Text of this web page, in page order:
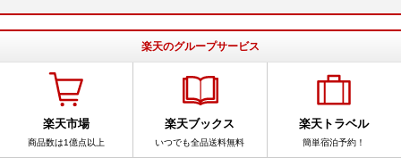
楽天のグループサービス
楽天市場
商品数は1億点以上
楽天ブックス
いつでも全品送料無料
楽天トラベル
簡単宿泊予約！